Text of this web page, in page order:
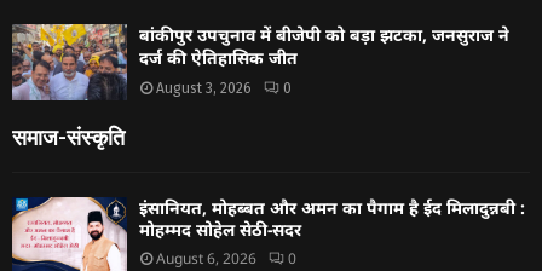
बांकीपुर उपचुनाव में बीजेपी को बड़ा झटका, जनसुराज ने
दर्ज की ऐतिहासिक जीत
August 3, 2026 0
समाज-संस्कृति
इंसानियत, मोहब्बत और अमन का पैगाम है ईद मिलादुन्नबी :
मोहम्मद सोहेल सेठी-सदर
August 6, 2026 0